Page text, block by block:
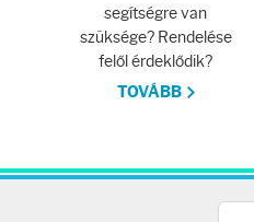
segítségre van
szüksége? Rendelése
felől érdeklődik?
TOVÁBB